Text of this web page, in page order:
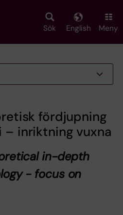
Sök English Meny
fördjupning
– inriktning vuxna
in-depth
- focus on